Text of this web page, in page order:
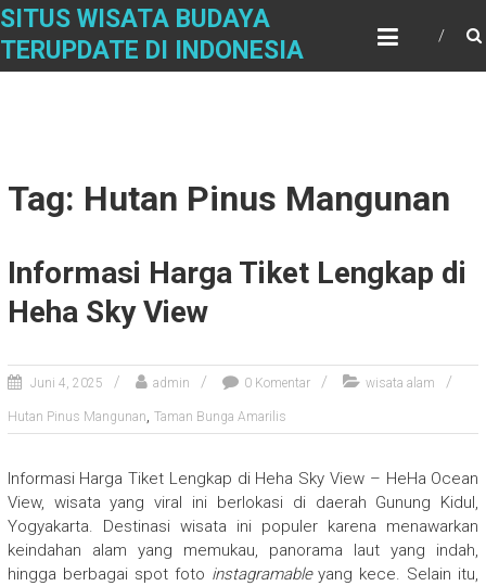
Skip
content
SITUS WISATA BUDAYA
TERUPDATE DI INDONESIA
Tag: Hutan Pinus Mangunan
Informasi Harga Tiket Lengkap di
Heha Sky View
Juni 4, 2025 admin 0 Komentar wisata alam
Hutan Pinus Mangunan, Taman Bunga Amarilis
Informasi Harga Tiket Lengkap di Heha Sky View – HeHa Ocean
View, wisata yang viral ini berlokasi di daerah Gunung Kidul,
Yogyakarta. Destinasi wisata ini populer karena menawarkan
keindahan alam yang memukau, panorama laut yang indah,
hingga berbagai spot foto instagramableyang kece. Selain itu,